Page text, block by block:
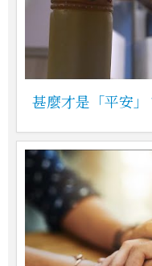
甚麼才是「平安」